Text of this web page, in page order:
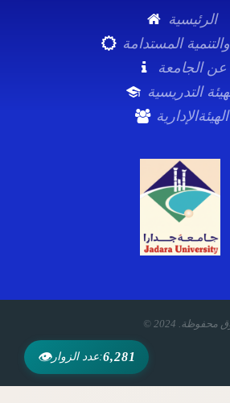
الرئيسية
والتنمية المستدامة
عن الجامعة
التدريسية
الهيئةالإدارية
محفوظة
👁 عدد الزوار:6,281